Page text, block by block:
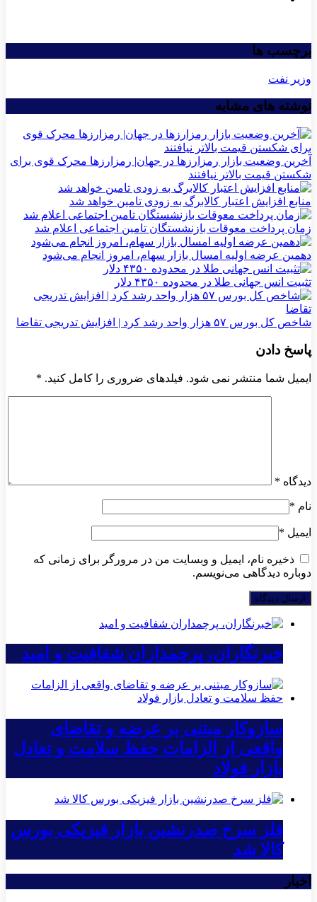
برچسب ها
وزیر نفت
نوشته های مشابه
آخرین وضعیت بازار رمزارزها در جهان| رمزارزها محرک قوی برای
شکستن قیمت بالاتر نیافتند
منابع افزایش اعتبار کالابرگ به زودی تامین خواهد شد
زمان پرداخت معوقات بازنشستگان تامین اجتماعی اعلام شد
دهمین عرضه اولیه امسال بازار سهام، امروز انجام می‌شود
تثبیت انس جهانی طلا در محدوده ۴۳۵۰ دلار
شاخص کل بورس ۵۷ هزار واحد رشد کرد | افزایش تدریجی تقاضا
پاسخ دادن
ایمیل شما منتشر نمی شود. فیلدهای ضروری را کامل کنید. *
دیدگاه *
نام *
ایمیل *
ذخیره نام، ایمیل و وبسایت من در مرورگر برای زمانی که
دوباره دیدگاهی می‌نویسم.
خبرنگاران، پرچمداران شفافیت و امید
سازوکار مبتنی بر عرضه و تقاضای
واقعی از الزامات حفظ سلامت و تعادل
بازار فولاد
فلز سرخ صدرنشین بازار فیزیکی بورس
کالا شد
اخبار